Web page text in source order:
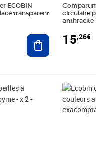
ECOBIN
transparent
Ajouter au
circulaire
anthracite
15,26€
Prix